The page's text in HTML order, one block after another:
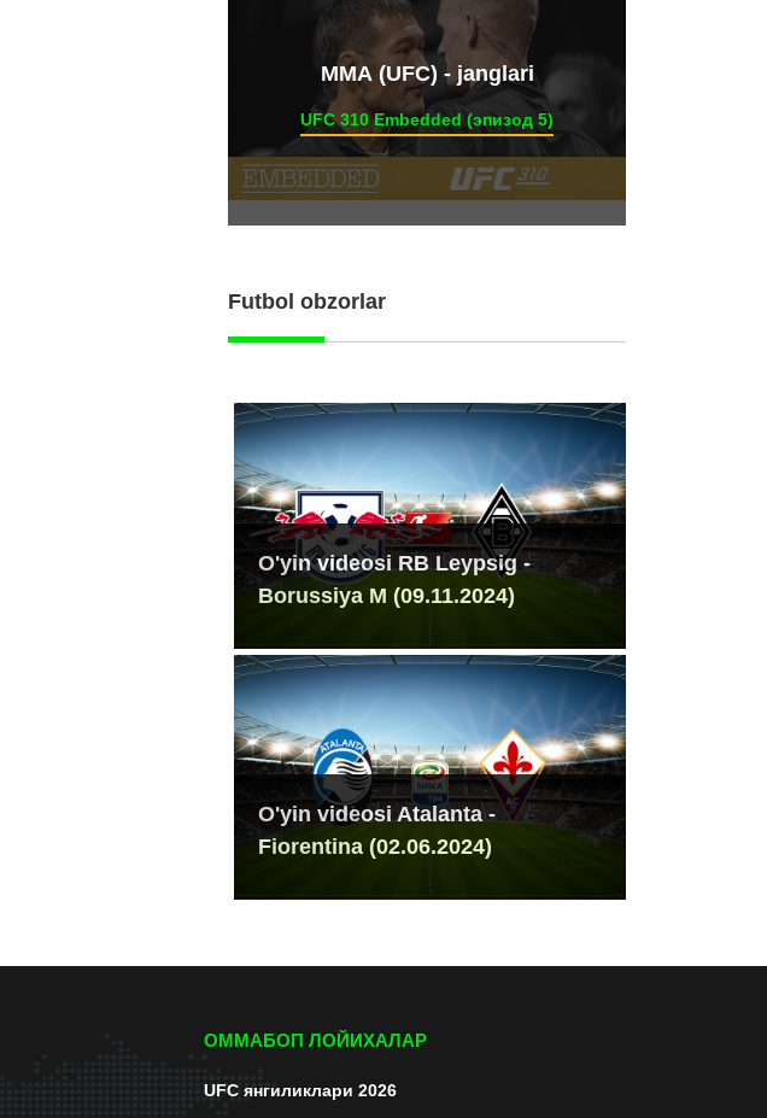
ММА (UFC) - janglari
UFC 310 Embedded (эпизод 5)
Futbol obzorlar
O'yin videosi RB Leypsig -
Borussiya M (09.11.2024)
O'yin videosi Atalanta -
Fiorentina (02.06.2024)
ОММАБОП ЛОЙИХАЛАР
UFC янгиликлари 2026